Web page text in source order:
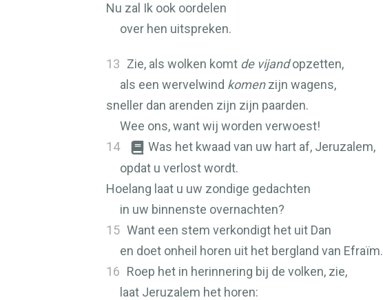
Nu zal Ik ook oordelen
over hen uitspreken.
13 Zie, als wolken komt de vijandopzetten,
als een wervelwind komenzijn wagens,
sneller dan arenden zijn zijn paarden.
Wee ons, want wij worden verwoest!
14
Was het kwaad van uw hart af, Jeruzalem,
opdat u verlost wordt.
Hoelang laat u uw zondige gedachten
in uw binnenste overnachten?
15 Want een stem verkondigt het uit Dan
en doet onheil horen uit het bergland van Efraïm.
16 Roep het in herinnering bij de volken, zie,
laat Jeruzalem het horen: